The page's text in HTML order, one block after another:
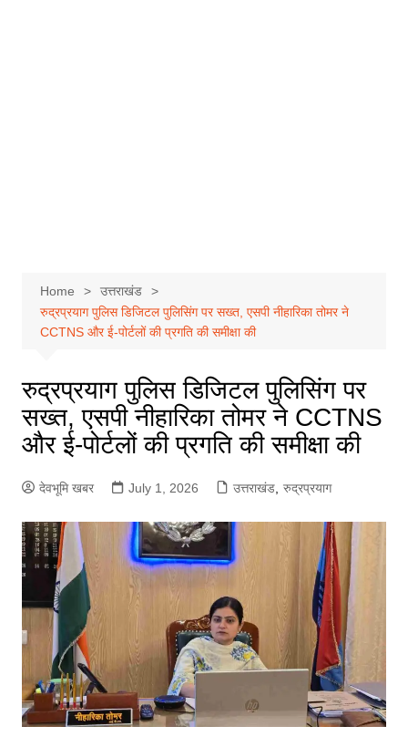
Home
उत्तराखंड
रुद्रप्रयाग पुलिस डिजिटल पुलिसिंग पर सख्त, एसपी नीहारिका तोमर ने
CCTNS और ई-पोर्टलों की प्रगति की समीक्षा की
रुद्रप्रयाग पुलिस डिजिटल पुलिसिंग पर
सख्त, एसपी नीहारिका तोमर ने CCTNS
और ई-पोर्टलों की प्रगति की समीक्षा की
देवभूमि खबर July 1, 2026 उत्तराखंड, रुद्रप्रयाग